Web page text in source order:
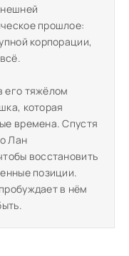
прошлое:
корпорации,
его тяжёлом
которая
времена. Спустя
Лан
восстановить
позиции.
в нём